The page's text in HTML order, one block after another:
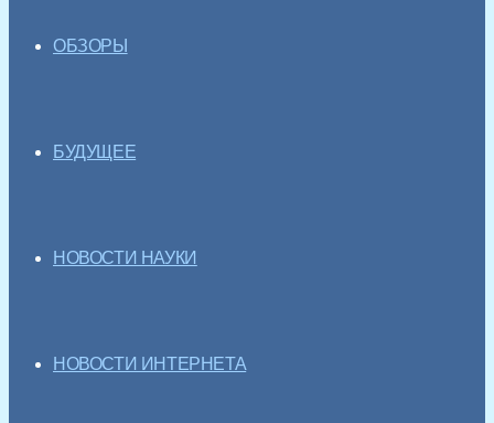
ОБЗОРЫ
БУДУЩЕЕ
НОВОСТИ НАУКИ
НОВОСТИ ИНТЕРНЕТА